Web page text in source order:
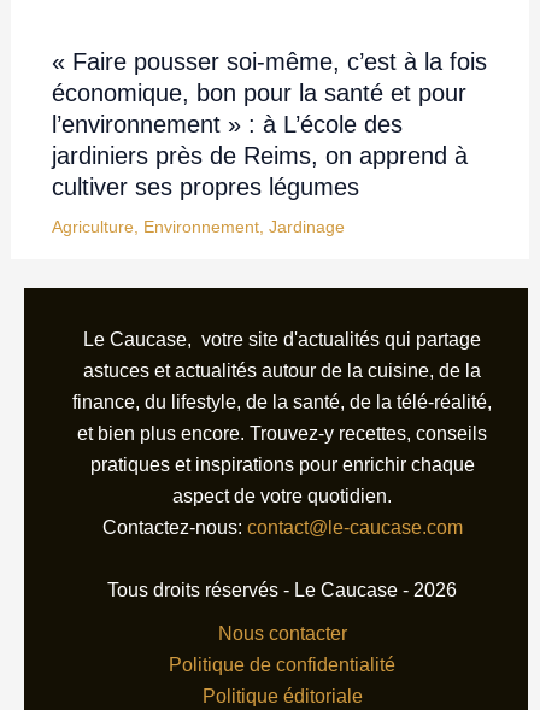
« Faire pousser soi-même, c’est à la fois
économique, bon pour la santé et pour
l’environnement » : à L’école des
jardiniers près de Reims, on apprend à
cultiver ses propres légumes
Agriculture Environnement, Jardinage
Le Caucase, votre site d'actualités qui partage
astuces et actualités autour de la cuisine, de la
finance, du lifestyle, de la santé, de la télé-réalité,
et bien plus encore. Trouvez-y recettes, conseils
pratiques et inspirations pour enrichir chaque
aspect de votre quotidien.
Contactez-nous: contact@le-caucase.com
Tous droits réservés - Le Caucase - 2026
Nous contacter
Politique de confidentialité
Politique éditoriale